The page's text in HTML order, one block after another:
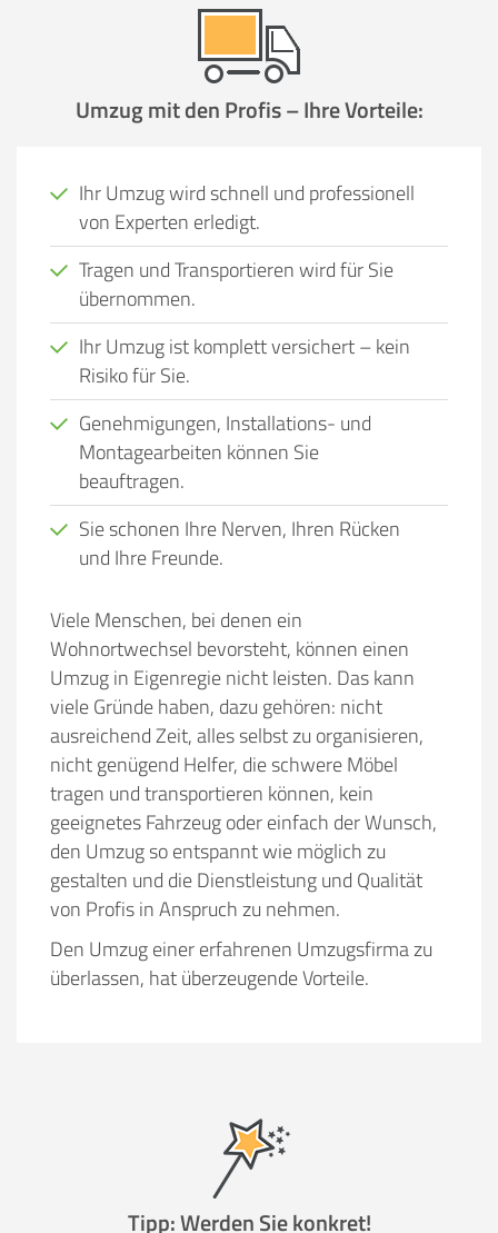
Umzug mit den Profis – Ihre Vorteile:
Ihr Umzug wird schnell und professionell
von Experten erledigt.
Tragen und Transportieren wird für Sie
übernommen.
Ihr Umzug ist komplett versichert – kein
Risiko für Sie.
Genehmigungen, Installations- und
Montagearbeiten können Sie
beauftragen.
Sie schonen Ihre Nerven, Ihren Rücken
und Ihre Freunde.
Viele Menschen, bei denen ein
Wohnortwechsel bevorsteht, können einen
Umzug in Eigenregie nicht leisten. Das kann
viele Gründe haben, dazu gehören: nicht
ausreichend Zeit, alles selbst zu organisieren,
nicht genügend Helfer, die schwere Möbel
tragen und transportieren können, kein
geeignetes Fahrzeug oder einfach der Wunsch,
den Umzug so entspannt wie möglich zu
gestalten und die Dienstleistung und Qualität
von Profis in Anspruch zu nehmen.
Den Umzug einer erfahrenen Umzugsfirma zu
überlassen, hat überzeugende Vorteile.
Tipp: Werden Sie konkret!